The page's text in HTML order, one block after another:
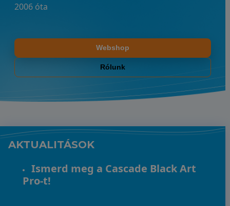
2006 óta
Webshop
Rólunk
AKTUALITÁSOK
Ismerd meg a Cascade Black Art
Pro-t!